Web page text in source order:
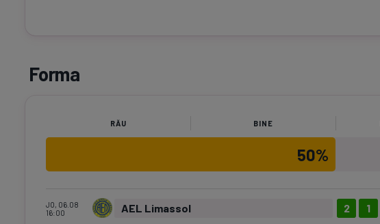
Forma
RĂU BINE
50%
JO, 06.08
16:00
AEL Limassol 2 1